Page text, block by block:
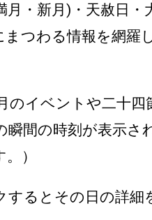
月・新月)・天赦日・
つわる情報を網羅
のイベントや二十四
瞬間の時刻が表示さ
）
するとその日の詳細